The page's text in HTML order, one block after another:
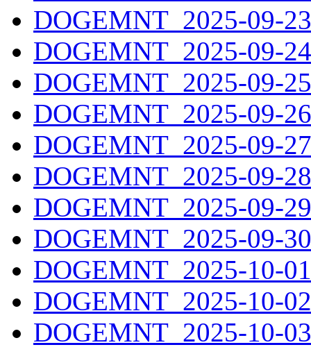
DOGEMNT_2025-09-
DOGEMNT_2025-09-
DOGEMNT_2025-09-
DOGEMNT_2025-09-
DOGEMNT_2025-09-
DOGEMNT_2025-09-
DOGEMNT_2025-09-
DOGEMNT_2025-09-
DOGEMNT_2025-10-
DOGEMNT_2025-10-
DOGEMNT_2025-10-